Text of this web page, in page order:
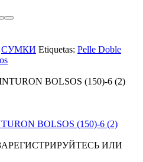
СУМКИ Etiquetas: Pelle Doble
BOLSOS (150)-6 (2)
ИЛИ